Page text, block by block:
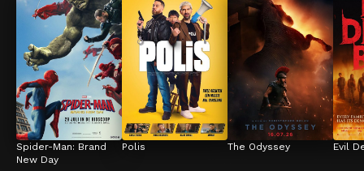
Spider-Man: Brand
New Day
Polis The Odyssey Evil